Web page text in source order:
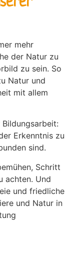
mehr
der Natur zu
zu sein. So
Natur und
mit allem
Erkenntnis zu
sind.
Schritt
achten. Und
und friedliche
und Natur in